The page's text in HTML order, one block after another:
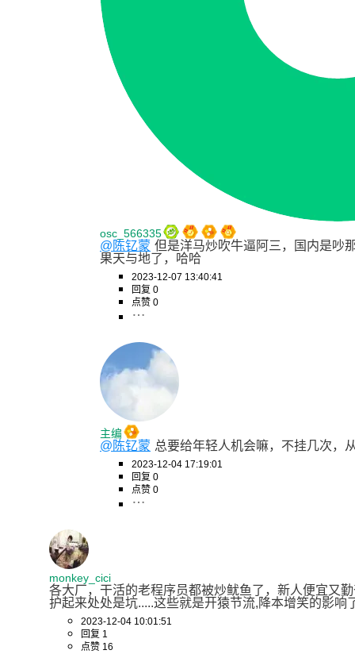
osc_566335
@陈钇蒙 但是洋马炒吹牛逼阿三，国内是吵
果天与地了，哈哈
2023-12-07 13:40:41
回复 0
点赞 0
主编
@陈钇蒙 总要给年轻人机会嘛，不挂几次，
2023-12-04 17:19:01
回复 0
点赞 0
monkey_cici
各大厂，干活的老程序员都被炒鱿鱼了，新人便宜又
护起来处处是坑.....这些就是开猿节流,降本增笑的影响
2023-12-04 10:01:51
回复 1
点赞 16